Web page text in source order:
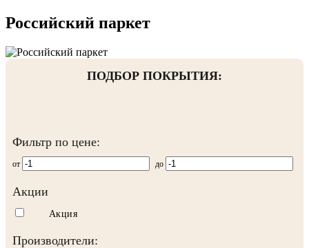
Российский паркет
ПОДБОР ПОКРЫТИЯ:
Фильтр по цене:
от до
Акции
Акция
Производители: